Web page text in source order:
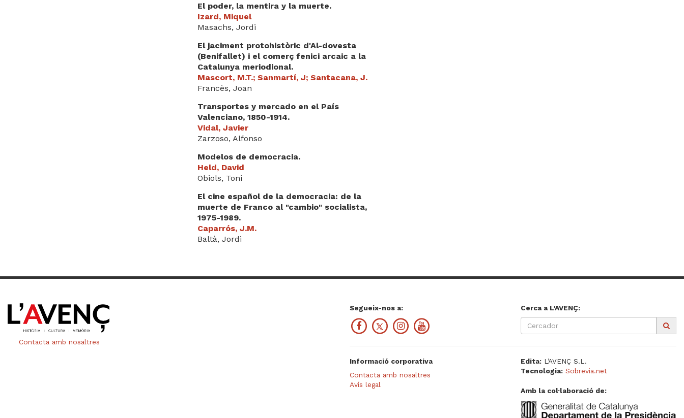
El poder, la mentira y la muerte.
Izard, Miquel
Masachs, Jordi
El jaciment protohistòric d'Al-dovesta
(Benifallet) i el comerç fenici arcaic a la
Catalunya meriodional.
Mascort, M.T.; Sanmartí, J; Santacana, J.
Francès, Joan
Transportes y mercado en el País
Valenciano, 1850-1914.
Vidal, Javier
Zarzoso, Alfonso
Modelos de democracia.
Held, David
Obiols, Toni
El cine español de la democracia: de la
muerte de Franco al "cambio" socialista,
1975-1989.
Caparrós, J.M.
Baltà, Jordi
Contacta amb nosaltres
Segueix-nos a: Cerca a L'AVENÇ:
Informació corporativa
Contacta amb nosaltres
Avís legal
Edita: L’AVENÇ S.L.
Tecnologia: Sobrevia.net
Amb la col·laboració de: